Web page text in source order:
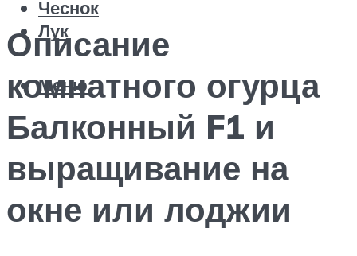
Чеснок
Лук
Меню
Описание
комнатного огурца
Балконный F1 и
выращивание на
окне или лоджии